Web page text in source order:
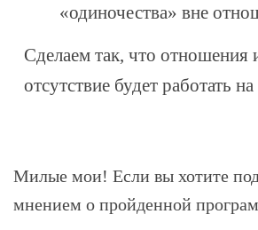
«одиночества» вне
Сделаем так, что отношения
отсутствие будет работать
Милые мои! Если вы хотите
мнением о пройденной